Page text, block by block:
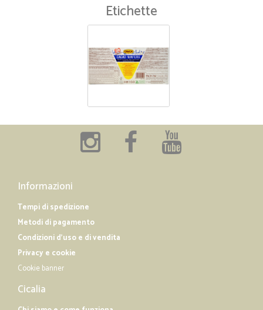
Etichette
Informazioni
Tempi di spedizione
Metodi di pagamento
Condizioni d'uso e di vendita
Privacy e cookie
Cookie banner
Cicalia